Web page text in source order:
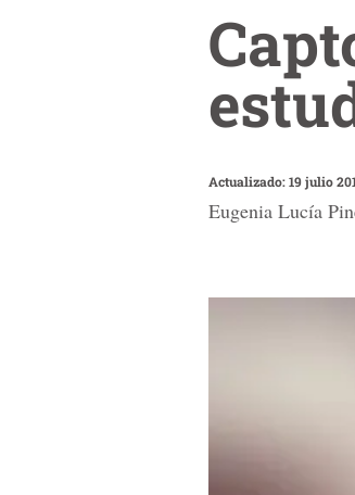
Actualizado: 19 julio
Eugenia Lucía